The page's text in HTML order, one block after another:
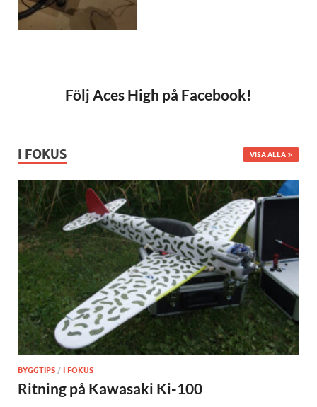
Följ Aces High på Facebook!
I FOKUS VISA ALLA
BYGGTIPS / I FOKUS
Ritning på Kawasaki Ki-100